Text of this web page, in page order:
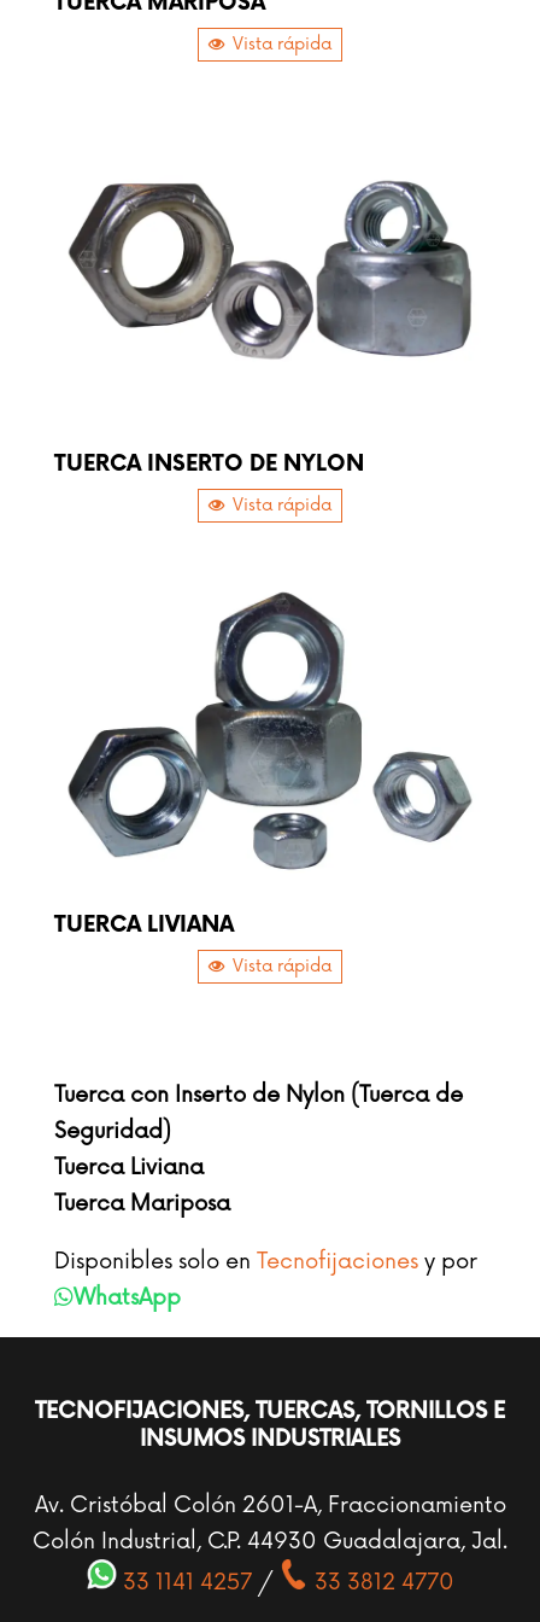
Vista rápida
TUERCA INSERTO DE NYLON
Vista rápida
TUERCA LIVIANA
Vista rápida
Tuerca con Inserto de Nylon (Tuerca de
Seguridad)
Tuerca Liviana
Tuerca Mariposa
Disponibles solo en Tecnofijacionesy por
WhatsApp
TECNOFIJACIONES, TUERCAS, TORNILLOS E
INSUMOS INDUSTRIALES
Av. Cristóbal Colón 2601-A, Fraccionamiento
Colón Industrial, C.P. 44930 Guadalajara, Jal.
33 1141 4257/ 33 3812 4770